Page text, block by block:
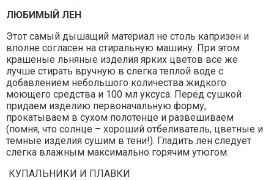
ЛЮБИМЫЙ ЛЕН
Этот самый дышащий материал не столь капризен и
вполне согласен на стиральную машину. При этом
крашеные льняные изделия ярких цветов все же
лучше стирать вручную в слегка теплой воде с
добавлением небольшого количества жидкого
моющего средства и 100 мл уксуса. Перед сушкой
придаем изделию первоначальную форму,
прокатываем в сухом полотенце и развешиваем
(помня, что солнце – хороший отбеливатель, цветные и
темные изделия сушим в тени!). Гладить лен следует
слегка влажным максимально горячим утюгом.
КУПАЛЬНИКИ И ПЛАВКИ